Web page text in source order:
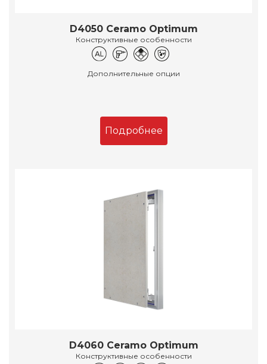
D4050 Ceramo Optimum
Конструктивные особенности
Дополнительные опции
Подробнее
D4060 Ceramo Optimum
Конструктивные особенности